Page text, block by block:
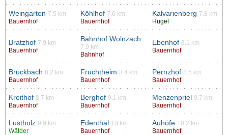
Weingarten 7.5 km
Bauernhof
Köhlhof 7.6 km
Bauernhof
Kalvarienberg 7.8 km
Hügel
Bratzhof 7.9 km
Bauernhof
Bahnhof Wolnzach
7.9 km
Bahnhof
Ebenhof 8.1 km
Bauernhof
Bruckbach 8.2 km
Bauernhof
Fruchtheim 8.4 km
Bauernhof
Pernzhof 8.5 km
Bauernhof
Kreithof 8.7 km
Bauernhof
Berghof 9.1 km
Bauernhof
Menzenpriel
9.7 km
Bauernhof
Lustholz 9.9 km
Wälder
Edenthal
10 km
Bauernhof
Auhöfe 10.2 km
Bauernhof